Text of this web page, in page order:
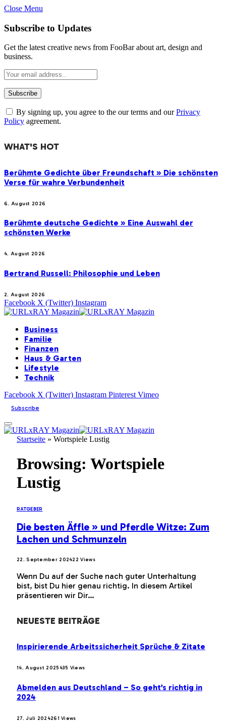
Close Menu
Subscribe to Updates
Get the latest creative news from FooBar about art, design and
business.
By signing up, you agree to the our terms and ourPrivacy
Policy agreement.
WHAT'S HOT
Berühmte Gedichte über Freundschaft » Die schönsten
Verse für wahre Verbundenheit
6. August 2026
Berühmte deutsche Gedichte » Eine Auswahl der
schönsten Werke
4. August 2026
Bertrand Russell: Philosophie und Leben
2. August 2026
Facebook X (Twitter) Instagram
Business
Familie
Finanzen
Haus & Garten
Lifestyle
Technik
Facebook X (Twitter) Instagram Pinterest Vimeo
Subscribe
Startseite » Wortspiele Lustig
Browsing: Wortspiele
Lustig
RATGEBER
Die besten Äffle » und Pferdle Witze: Zum
Lachen und Schmunzeln
22. September 202422Views
Wenn Du auf der Suche nach guter Unterhaltung
bist, bist Du hier genau richtig. In diesem Artikel
präsentieren wir Dir…
NEUESTE BEITRÄGE
Inspirierende Arbeitssicherheit Sprüche & Zitate
14. August 2025435 Views
Abmelden aus Deutschland – So geht’s richtig in
2024
27. Juli 2024261Views